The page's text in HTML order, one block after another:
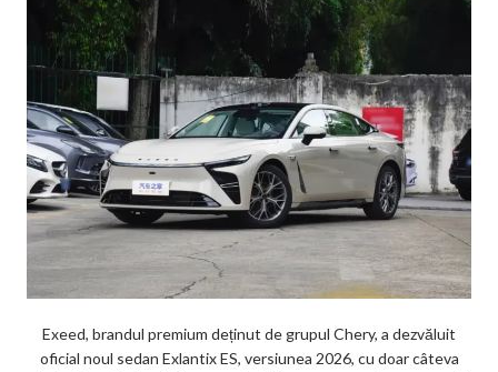
Exeed, brandul premium deținut de grupul Chery, a dezvăluit
oficial noul sedan Exlantix ES, versiunea 2026, cu doar câteva